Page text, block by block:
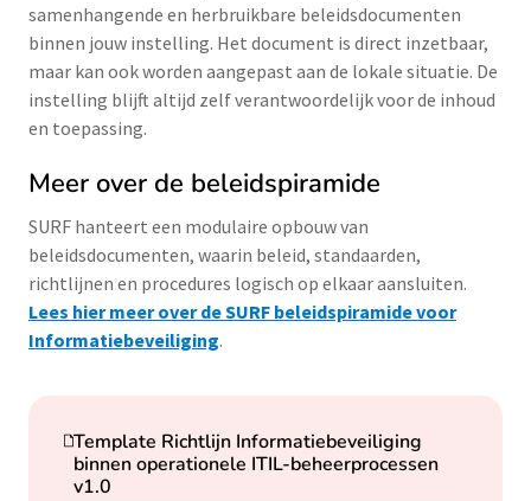
samenhangende en herbruikbare beleidsdocumenten
binnen jouw instelling. Het document is direct inzetbaar,
maar kan ook worden aangepast aan de lokale situatie. De
instelling blijft altijd zelf verantwoordelijk voor de inhoud
en toepassing.
Meer over de beleidspiramide
SURF hanteert een modulaire opbouw van
beleidsdocumenten, waarin beleid, standaarden,
richtlijnen en procedures logisch op elkaar aansluiten.
Lees hier meer over de SURF beleidspiramide voor
Informatiebeveiliging.
Download
Template Richtlijn Informatiebeveiliging
binnen operationele ITIL-beheerprocessen
v1.0